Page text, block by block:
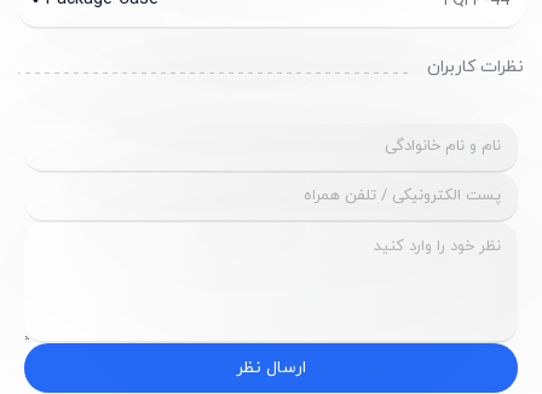
نظرات کاربران
ارسال نظر